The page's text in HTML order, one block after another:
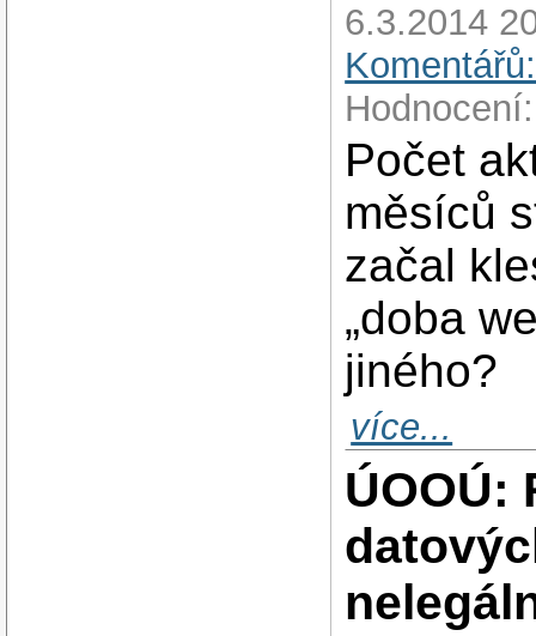
6.3.2014
Počet
měsíců
začal
„doba
jiného?
více...
ÚOOÚ: